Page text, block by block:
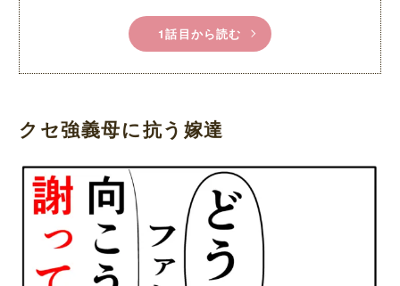
1話目から読む
クセ強義母に抗う嫁達